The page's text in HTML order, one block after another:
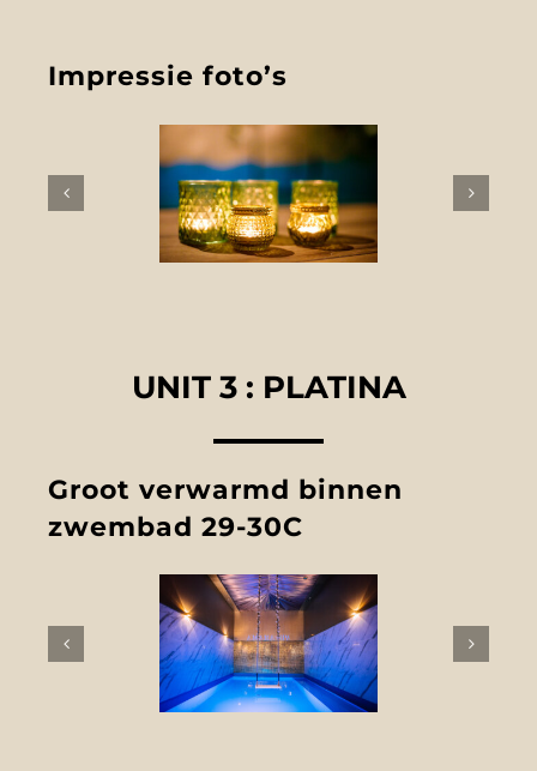
Impressie foto’s
UNIT 3 : PLATINA
Groot verwarmd binnen
zwembad 29-30C